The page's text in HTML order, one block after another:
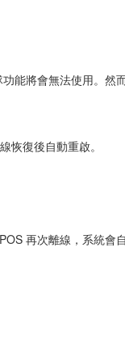
能將會無法使用。
恢復後自動重啟。
再次離線，系統會